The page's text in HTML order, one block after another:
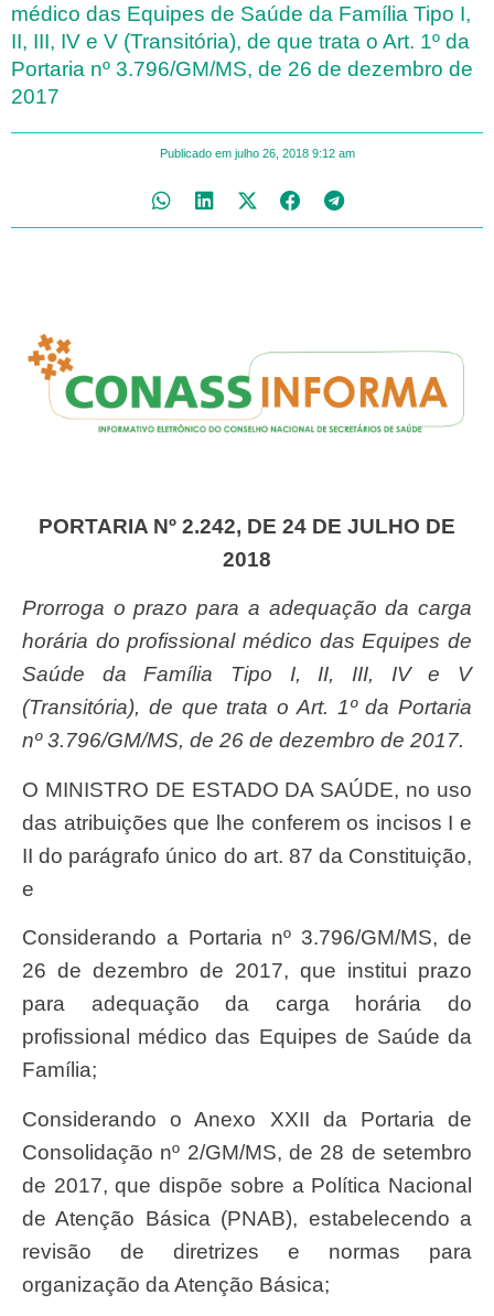
médico das Equipes de Saúde da Família Tipo I,
II, III, IV e V (Transitória), de que trata o Art. 1º da
Portaria nº 3.796/GM/MS, de 26 de dezembro de
2017
Publicado em julho 26, 2018 9:12 am
PORTARIA Nº 2.242, DE 24 DE JULHO DE
2018
Prorroga o prazo para a adequação da carga
horária do profissional médico das Equipes de
Saúde da Família Tipo I, II, III, IV e V
(Transitória), de que trata o Art. 1º da Portaria
nº 3.796/GM/MS, de 26 de dezembro de 2017.
O MINISTRO DE ESTADO DA SAÚDE, no uso
das atribuições que lhe conferem os incisos I e
II do parágrafo único do art. 87 da Constituição,
e
Considerando a Portaria nº 3.796/GM/MS, de
26 de dezembro de 2017, que institui prazo
para adequação da carga horária do
profissional médico das Equipes de Saúde da
Família;
Considerando o Anexo XXII da Portaria de
Consolidação nº 2/GM/MS, de 28 de setembro
de 2017, que dispõe sobre a Política Nacional
de Atenção Básica (PNAB), estabelecendo a
revisão de diretrizes e normas para
organização da Atenção Básica;